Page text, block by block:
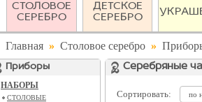
СТОЛОВОЕ
СЕРЕБРО
ДЕТСКОЕ
СЕРЕБРО
Главная » Столовое серебро »
Приборы
НАБОРЫ
СТОЛОВЫЕ
Серебряные
Сортировать: